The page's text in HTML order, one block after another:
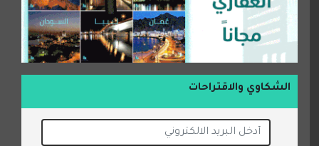
الشكاوي والاقتراحات